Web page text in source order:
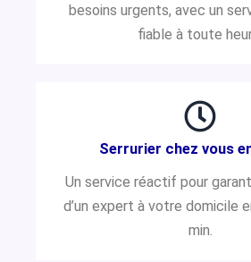
besoins urgents, avec un
fiable à toute
Serrurier chez vous
Un service réactif pour
d’un expert à votre domicile
min.